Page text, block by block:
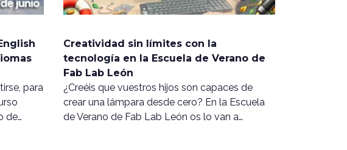
para
de…
Creatividad sin límites con la
tecnología en la Escuela de Verano de
Fab Lab León
¿Creéis que vuestros hijos son capaces de
crear una lámpara desde cero? En la Escuela
de Verano de Fab Lab León os lo van a…